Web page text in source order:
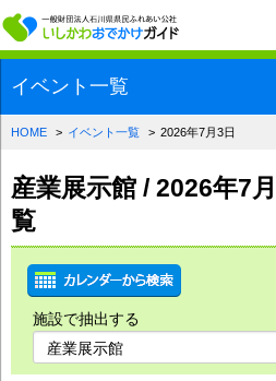
一般
イベント一覧
HOME イベント一覧 2026年7月3日
産業展示館 / 2026年7
覧
施設で抽出する